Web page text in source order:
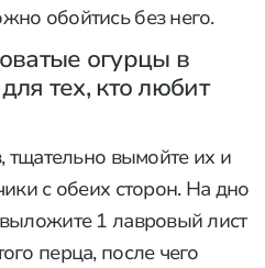
обойтись без него.
огурцы в
тех, кто любит
тщательно вымойте их и
с обеих сторон. На дно
1 лавровый лист
перца, после чего